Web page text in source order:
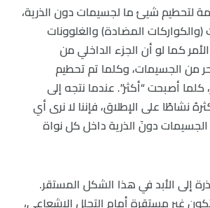
لتحطيم شيئ ما لجسيمات دون الذرية،
(والكواركات المضادة) والغلوونات
كما لو أن الجزء الداخلي من
من الجسيمات، وكلما تم تحطيم
كلما أصبحت “أكثر”. عندما نتجه إلى
نشاطًا على الإطلاق، فإننا لا نرى أي
دونَ الذرية داخل كل نواة
إلى الأبد في هذا الشكل المستقر.
غير مستقرة أمام التحلل الإشعاعي،